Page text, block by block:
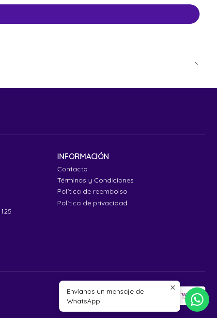
INFORMACIÓN
Contacto
Términos y Condiciones
Política de reembolso
Política de privacidad
Envíanos un mensaje de
WhatsApp